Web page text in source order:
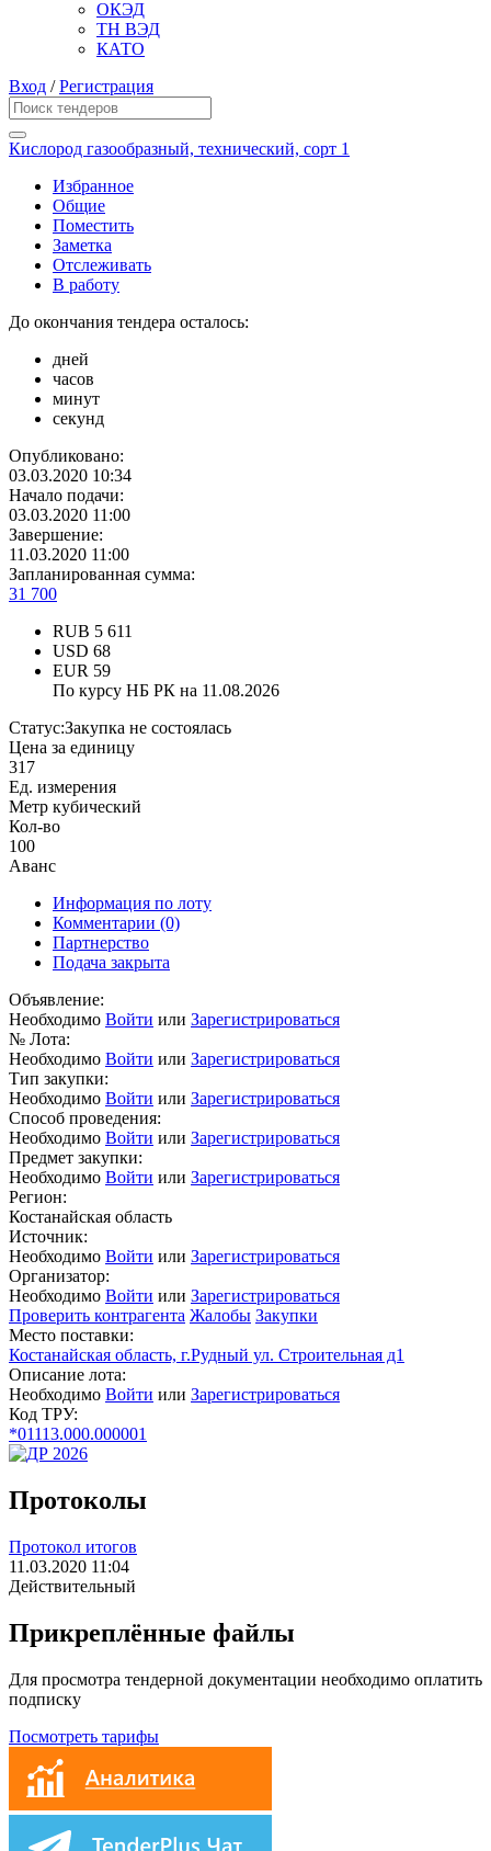
ОКЭД
ТН ВЭД
КАТО
Вход /Регистрация
Кислород газообразный, технический, сорт 1
Избранное
Общие
Поместить
Заметка
Отслеживать
В работу
До окончания тендера осталось:
дней
часов
минут
секунд
Опубликовано:
03.03.2020 10:34
Начало подачи:
03.03.2020 11:00
Завершение:
11.03.2020 11:00
Запланированная сумма:
31 700
RUB 5 611
USD 68
EUR 59
По курсу НБ РК на 11.08.2026
Статус:Закупка не состоялась
Цена за единицу
317
Ед. измерения
Метр кубический
Кол-во
100
Аванс
Информация по лоту
Комментарии (0)
Партнерство
Подача закрыта
Объявление:
Необходимо Войти или Зарегистрироваться
№ Лота:
Необходимо Войти или Зарегистрироваться
Тип закупки:
Необходимо Войти или Зарегистрироваться
Способ проведения:
Необходимо Войти или Зарегистрироваться
Предмет закупки:
Необходимо Войти или Зарегистрироваться
Регион:
Костанайская область
Источник:
Необходимо Войти или Зарегистрироваться
Организатор:
Необходимо Войти или Зарегистрироваться
Проверить контрагента Жалобы Закупки
Место поставки:
Костанайская область, г.Рудный ул. Строительная д1
Описание лота:
Необходимо Войти или Зарегистрироваться
Код ТРУ:
*01113.000.000001
Протоколы
Протокол итогов
11.03.2020 11:04
Действительный
Прикреплённые файлы
Для просмотра тендерной документации необходимо оплатить
подписку
Посмотреть тарифы